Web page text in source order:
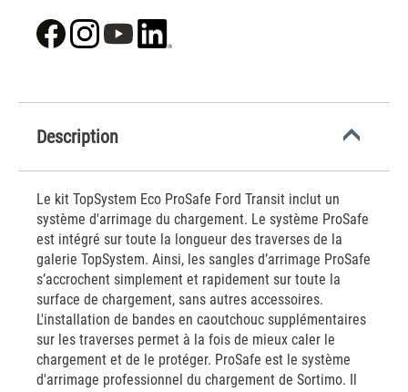
Description
Le kit TopSystem Eco ProSafe Ford Transit inclut un
système d'arrimage du chargement. Le système ProSafe
est intégré sur toute la longueur des traverses de la
galerie TopSystem. Ainsi, les sangles d’arrimage ProSafe
s’accrochent simplement et rapidement sur toute la
surface de chargement, sans autres accessoires.
L'installation de bandes en caoutchouc supplémentaires
sur les traverses permet à la fois de mieux caler le
chargement et de le protéger. ProSafe est le système
d'arrimage professionnel du chargement de Sortimo. Il